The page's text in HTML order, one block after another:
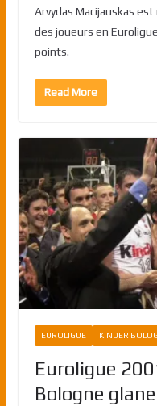
Arvydas Macijauskas
des joueurs en
points.
Read More
EUROLIGUE KINDER
Euroligue
Bologne